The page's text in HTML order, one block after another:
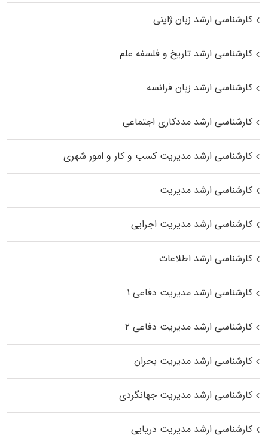
کارشناسی ارشد زبان ژاپنی
کارشناسی ارشد تاریخ و فلسفه علم
کارشناسی ارشد زبان فرانسه
کارشناسی ارشد مددکاری اجتماعی
کارشناسی ارشد مدیریت کسب و کار و امور شهری
کارشناسی ارشد مدیریت
کارشناسی ارشد مدیریت اجرایی
کارشناسی ارشد اطلاعات
کارشناسی ارشد مدیریت دفاعی ۱
کارشناسی ارشد مدیریت دفاعی ۲
کارشناسی ارشد مدیریت بحران
کارشناسی ارشد مدیریت جهانگردی
کارشناسی ارشد مدیریت دریایی